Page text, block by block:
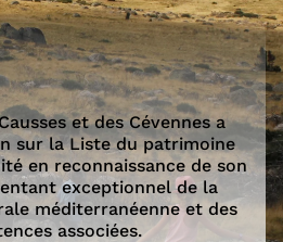
et des Cévennes a
sur la Liste du patrimoine
en reconnaissance de son
exceptionnel de la
méditerranéenne et des
associées.